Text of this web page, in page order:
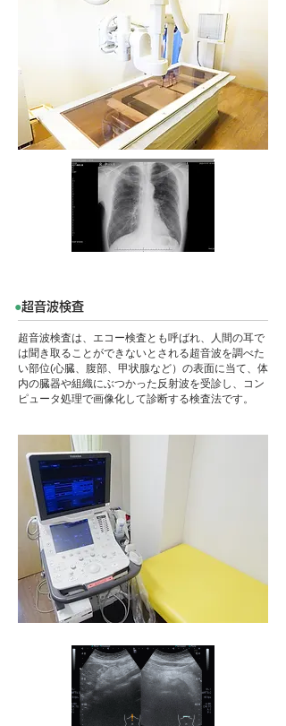
●超音波検査
超音波検査は、エコー検査とも呼ばれ、人間の耳で
は聞き取ることができないとされる超音波を調べた
い部位(心臓、腹部、甲状腺など）の表面に当て、体
内の臓器や組織にぶつかった反射波を受診し、コン
ピュータ処理で画像化して診断する検査法です。